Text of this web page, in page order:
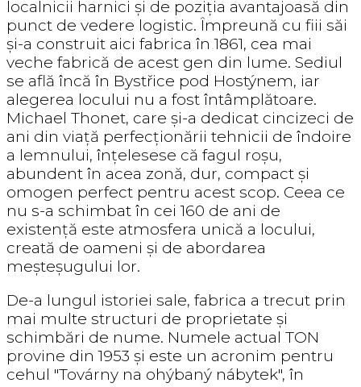
localnicii harnici și de poziția avantajoasă din
punct de vedere logistic. Împreună cu fiii săi
și-a construit aici fabrica în 1861, cea mai
veche fabrică de acest gen din lume. Sediul
se află încă în Bystřice pod Hostýnem, iar
alegerea locului nu a fost întâmplătoare.
Michael Thonet, care și-a dedicat cincizeci de
ani din viață perfecționării tehnicii de îndoire
a lemnului, înțelesese că fagul roșu,
abundent în acea zonă, dur, compact și
omogen perfect pentru acest scop. Ceea ce
nu s-a schimbat în cei 160 de ani de
existență este atmosfera unică a locului,
creată de oameni și de abordarea
meșteșugului lor.
De-a lungul istoriei sale, fabrica a trecut prin
mai multe structuri de proprietate și
schimbări de nume. Numele actual TON
provine din 1953 și este un acronim pentru
cehul "Továrny na ohýbaný nábytek", în